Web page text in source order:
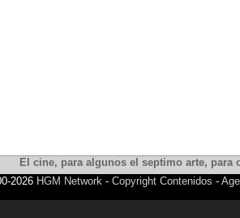
El cine, para algunos el septimo arte,
2026 HGM Network - Copyright Contenidos -